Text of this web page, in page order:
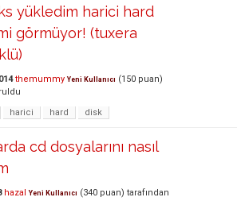
yükledim harici hard
görmüyor! (tuxera
themummy Yeni Kullanıcı (150 puan)
harici hard disk
cd dosyalarını nasıl
hazal Yeni Kullanıcı (340 puan) tarafından